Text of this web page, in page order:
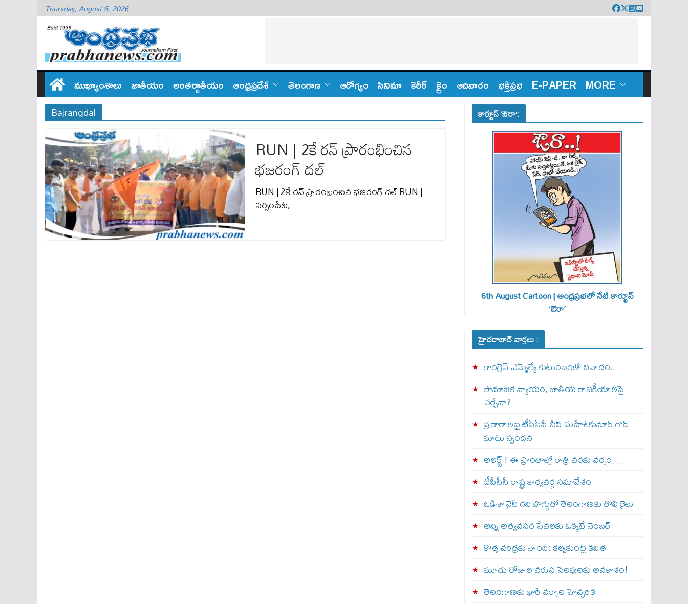
Thursday, August 6, 2026
ముఖ్యాంశాలు జాతీయం అంతర్జాతీయం ఆంధ్ర‌ప్ర‌దేశ్ తెలంగాణ‌ ఆరోగ్యం సినిమా కెరీర్ క్రైం ఆదివారం భక్తిప్రభ E-PAPER MORE
Bajrangdal
RUN | 2కే రన్ ప్రారంభించిన
భజరంగ్ దల్
RUN | 2కే రన్ ప్రారంభించిన భజరంగ్ దల్ RUN |
నర్సంపేట,
కార్టూన్ ‘ఔరా’:
6th August Cartoon | ఆంధ్రప్రభలో నేటి కార్టూన్
‘ఔరా’
హైదరాబాద్ వార్తలు :
కాంగ్రెస్ ఎమ్మెల్యే కుటుంబంలో వివాదం..
సామాజిక న్యాయం, జాతీయ రాజకీయాలపై
చర్చేనా?
ప్రచారాలపై టీపీసీసీ చీఫ్ మహేశ్‌కుమార్ గౌడ్
ఘాటు స్పందన
అల‌ర్ట్ ! ఈ ప్రాంతాల్లో రాత్రి వరకు వర్షం…
టీపీసీసీ రాష్ట్ర కార్యవర్గ సమావేశం
ఒడిశా నైనీ గని బొగ్గుతో తెలంగాణకు తొలి రైలు
అన్ని అత్యవసర సేవలకు ఒక్క‌టే నెంబ‌ర్‌
కొత్త చరిత్రకు నాంది: క‌ల్వ‌కుంట్ల కవిత
మూడు రోజుల వరుస సెలవులకు అవకాశం!
తెలంగాణకు భారీ వర్షాల హెచ్చరిక